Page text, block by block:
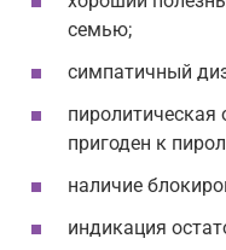
семью;
симпатичный
пиролитическая
пригоден к
наличие
индикация